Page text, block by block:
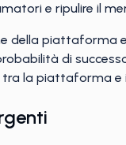
e ripulire il
della piattaforma
di
la piattaforma e